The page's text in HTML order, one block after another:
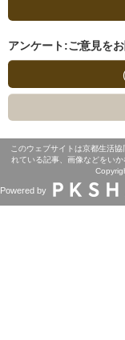
アンケート:ご意見を
このウェブサイトは京都生活
れている記事、画像などをい
Powered by